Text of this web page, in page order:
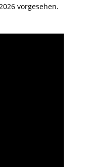
vorgesehen.